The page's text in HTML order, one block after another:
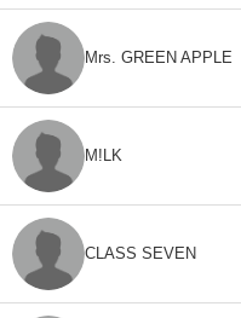
Mrs. GREEN APPLE
M!LK
CLASS SEVEN